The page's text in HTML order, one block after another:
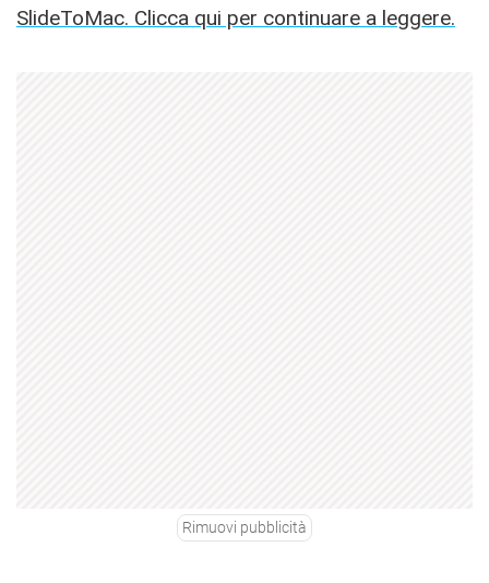
SlideToMac. Clicca qui per continuare a leggere.
Rimuovi pubblicità